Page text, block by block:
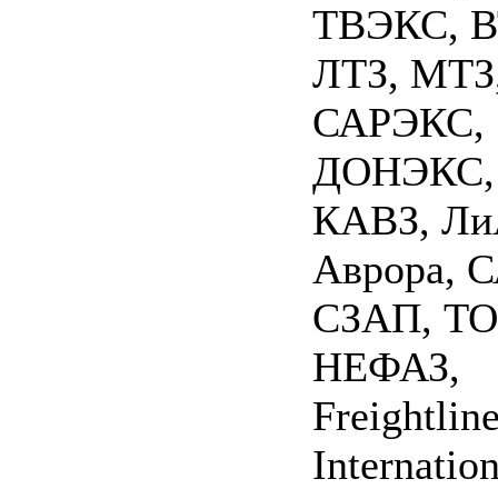
ТВЭКС,
ЛТЗ,
САРЭКС,
ДОНЭКС,
КАВЗ,
Аврора,
СЗАП,
НЕФАЗ,